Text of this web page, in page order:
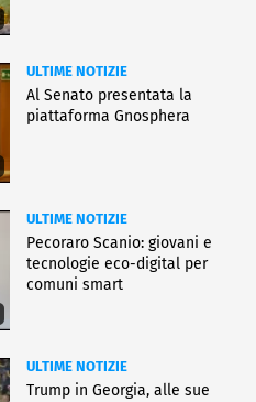
ULTIME NOTIZIE
Al Senato presentata la
piattaforma Gnosphera
ULTIME NOTIZIE
Pecoraro Scanio: giovani e
tecnologie eco-digital per
comuni smart
ULTIME NOTIZIE
Trump in Georgia, alle sue